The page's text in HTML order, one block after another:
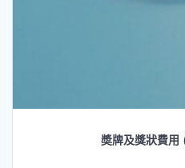
奬牌及獎狀費用